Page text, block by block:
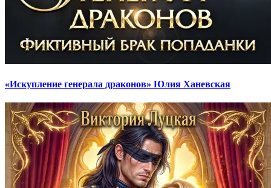
«Искупление генерала драконов» Юлия Ханевская